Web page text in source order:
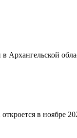
Архангельской
в ноябре